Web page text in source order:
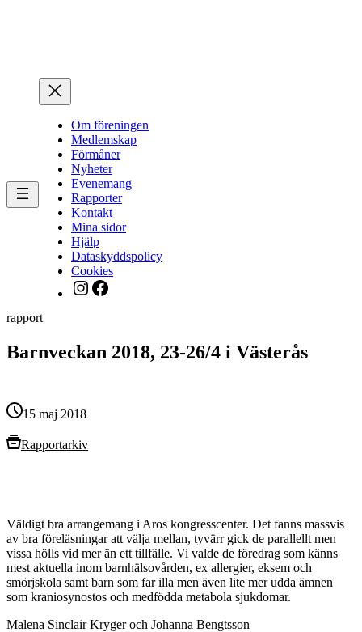
Om föreningen
Medlemskap
Förmåner
Nyheter
Evenemang
Rapporter
Kontakt
Mina sidor
Hjälp
Dataskyddspolicy
Cookies
Instagram
Facebook
rapport
Barnveckan 2018, 23-26/4 i Västerås
15 maj 2018
Rapportarkiv
Väldigt bra arrangemang i Aros kongresscenter. Det fanns massvis
av bra föreläsningar att välja mellan, tyvärr gick de parallellt men
vissa hölls vid mer än ett tillfälle. Vi valde de föredrag som känns
mest aktuella inom barnhälsovården, ex allergier, eksem och
smörjskola samt barn som far illa men även lite mer udda ämnen
som kraniosynostos och medfödda metabola sjukdomar.
Malena Sinclair Kryger och Johanna Bengtsson